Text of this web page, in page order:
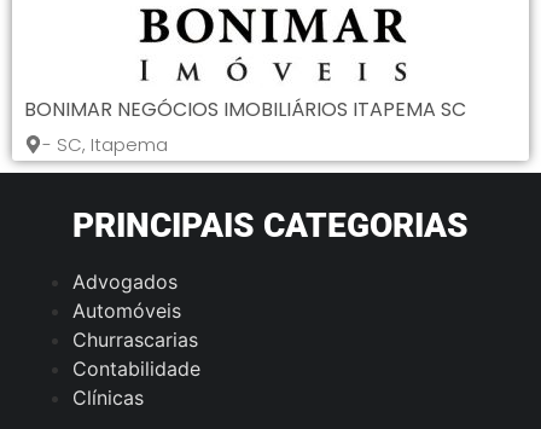
BONIMAR NEGÓCIOS IMOBILIÁRIOS ITAPEMA SC
- SC, Itapema
PRINCIPAIS CATEGORIAS
Advogados
Automóveis
Churrascarias
Contabilidade
Clínicas